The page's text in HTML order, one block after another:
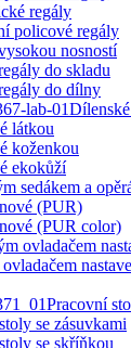
regály
policové regály
nosností
do skladu
do dílny
látkou
koženkou
ekokůží
sedákem a
(PUR)
(PUR color)
ovladačem
Pracovní
se zásuvkami
se skříňkou